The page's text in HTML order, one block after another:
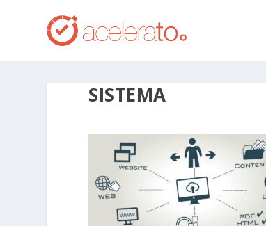
SISTEMA